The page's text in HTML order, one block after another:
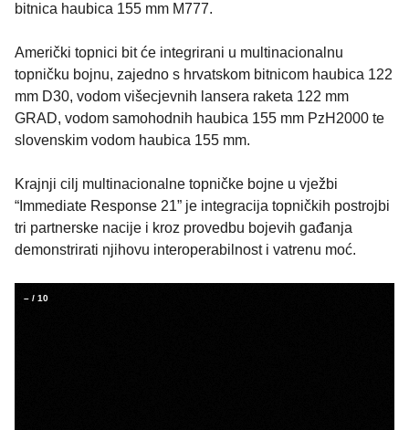
bitnica haubica 155 mm M777.
Američki topnici bit će integrirani u multinacionalnu
topničku bojnu, zajedno s hrvatskom bitnicom haubica 122
mm D30, vodom višecjevnih lansera raketa 122 mm
GRAD, vodom samohodnih haubica 155 mm PzH2000 te
slovenskim vodom haubica 155 mm.
Krajnji cilj multinacionalne topničke bojne u vježbi
“Immediate Response 21” je integracija topničkih postrojbi
tri partnerske nacije i kroz provedbu bojevih gađanja
demonstrirati njihovu interoperabilnost i vatrenu moć.
– / 10